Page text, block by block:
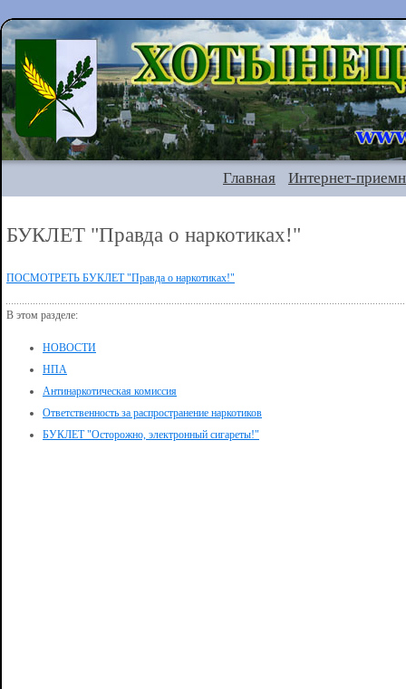
Главная Интернет-
БУКЛЕТ "Правда о наркотиках!"
ПОСМОТРЕТЬ БУКЛЕТ "Правда о наркотиках!"
В этом разделе:
НОВОСТИ
НПА
Антинаркотическая комиссия
Ответственность за распространение наркотиков
БУКЛЕТ "Осторожно, электронный сигареты!"